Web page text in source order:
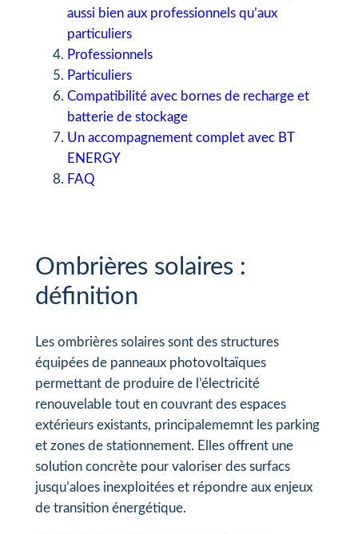
aussi bien aux professionnels qu’aux
particuliers
Professionnels
Particuliers
Compatibilité avec bornes de recharge et
batterie de stockage
Un accompagnement complet avec BT
ENERGY
FAQ
Ombrières solaires :
définition
Les ombrières solaires sont des structures
équipées de panneaux photovoltaïques
permettant de produire de l’électricité
renouvelable tout en couvrant des espaces
extérieurs existants, principalememnt les parking
et zones de stationnement. Elles offrent une
solution concrète pour valoriser des surfacs
jusqu’aloes inexploitées et répondre aux enjeux
de transition énergétique.